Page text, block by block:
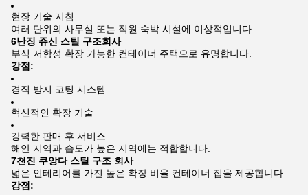
현장 기술 지침
여러 단위의 사무실 또는 직원 숙박 시설에 이상적입니다.
6난징 쥬신 스틸 구조회사
부식 저항성 확장 가능한 컨테이너 주택으로 유명합니다.
강점:
경직 방지 코팅 시스템
혁신적인 확장 기술
강력한 판매 후 서비스
해안 지역과 습도가 높은 지역에는 적합합니다.
7천진 쿠앙다 스틸 구조 회사
넓은 인테리어를 가진 높은 확장 비율 컨테이너 집을 제공합니다.
강점: